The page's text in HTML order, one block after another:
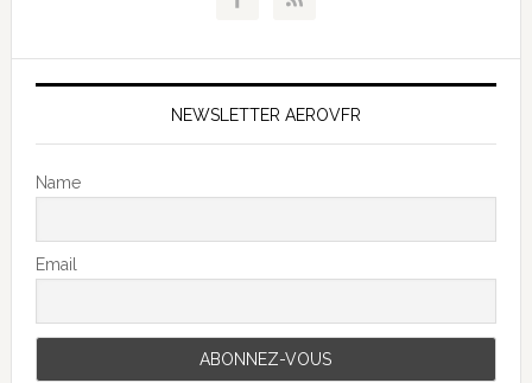
NEWSLETTER AEROVFR
Name
Email